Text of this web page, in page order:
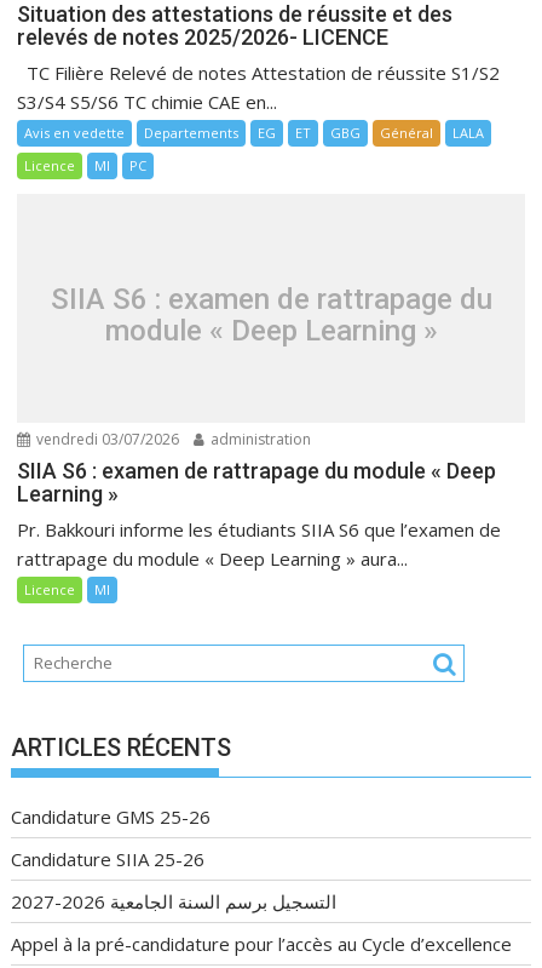
Situation des attestations de réussite et des
relevés de notes 2025/2026- LICENCE
TC Filière Relevé de notes Attestation de réussite S1/S2
S3/S4 S5/S6 TC chimie CAE en...
Avis en vedette Departements EG ET GBG Général
LALA
Licence
MI PC
SIIA S6 : examen de rattrapage du
module « Deep Learning »
vendredi 03/07/2026 administration
SIIA S6 : examen de rattrapage du module « Deep
Learning »
Pr. Bakkouri informe les étudiants SIIA S6 que l’examen de
rattrapage du module « Deep Learning » aura...
Licence MI
ARTICLES RÉCENTS
Candidature GMS 25-26
Candidature SIIA 25-26
التسجيل برسم السنة الجامعية 2026-2027
Appel à la pré-candidature pour l’accès au Cycle d’excellence